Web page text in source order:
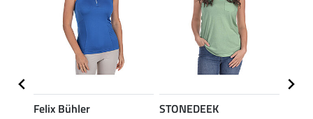
Felix Bühler
STONEDEEK